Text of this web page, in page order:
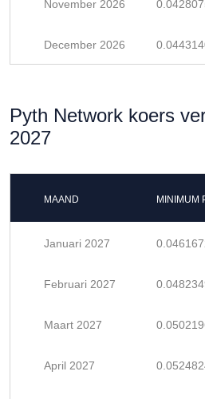
November 2026
December 2026
Pyth Network koers
2027
MAAND MINIMUM
Januari 2027
Februari 2027
Maart 2027
April 2027